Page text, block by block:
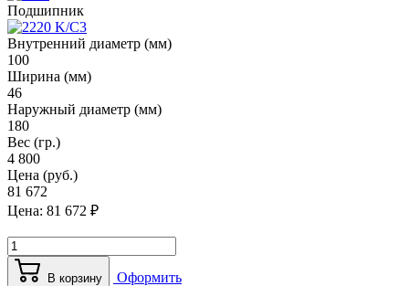
Подшипник
Внутренний диаметр (мм)
100
Ширина (мм)
46
Наружный диаметр (мм)
180
Вес (гр.)
4 800
Цена (руб.)
81 672
Цена: 81 672 ₽
В корзину
Оформить